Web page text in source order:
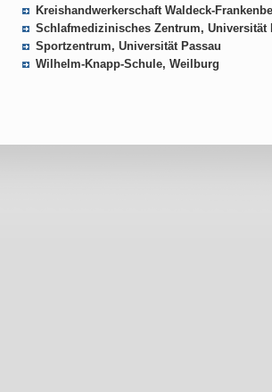
Kreishandwerkerschaft Waldeck-
Schlafmedizinisches Zentrum, Universität
Sportzentrum, Universität Passau
Wilhelm-Knapp-Schule, Weilburg